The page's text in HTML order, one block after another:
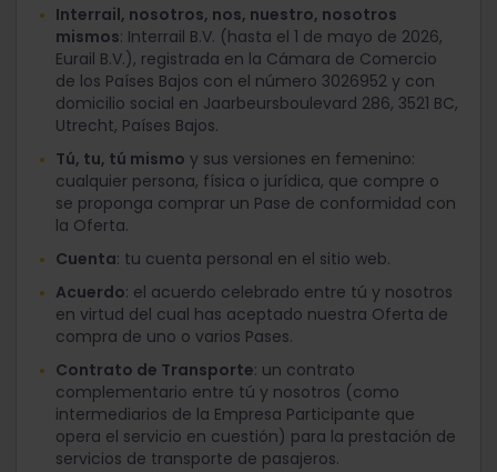
Interrail, nosotros, nos, nuestro, nosotros
mismos: Interrail B.V. (hasta el 1 de mayo de 2026,
Eurail B.V.), registrada en la Cámara de Comercio
de los Países Bajos con el número 3026952 y con
domicilio social en Jaarbeursboulevard 286, 3521 BC,
Utrecht, Países Bajos.
Tú, tu, tú mismo y sus versiones en femenino:
cualquier persona, física o jurídica, que compre o
se proponga comprar un Pase de conformidad con
la Oferta.
Cuenta: tu cuenta personal en el sitio web.
Acuerdo: el acuerdo celebrado entre tú y nosotros
en virtud del cual has aceptado nuestra Oferta de
compra de uno o varios Pases.
Contrato de Transporte: un contrato
complementario entre tú y nosotros (como
intermediarios de la Empresa Participante que
opera el servicio en cuestión) para la prestación de
servicios de transporte de pasajeros.